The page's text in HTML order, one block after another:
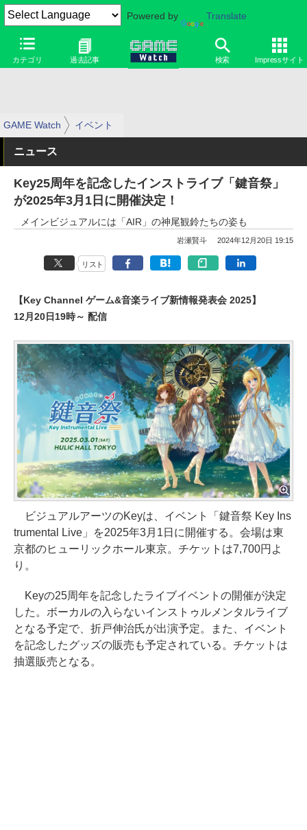
Powered by Translate
カテゴリ 過去記事 検索 Impressサイト
GAME Watch イベント
ニュース
Key25周年を記念したインストライブ「鍵音祭」
が2025年3月1日に開催決定！
メインビジュアルには「AIR」の神尾観鈴たちの姿も
岩瀬賢斗 2024年12月20日 19:15
リスト
【Key Channel ゲーム&音楽ライブ新情報発表会 2025】
12月20日19時～ 配信
ビジュアルアーツのKeyは、イベント「鍵音祭 Key Ins
trumental Live」を2025年3月1日に開催する。会場は東
京都のヒューリックホール東京。チケットは7,700円よ
り。
Keyの25周年を記念したライブイベントの開催が決定
した。ボーカルの入らないインストゥルメンタルライブ
となる予定で、折戸伸治氏が出演予定。また、イベント
を記念したグッズの販売も予定されている。チケットは
抽選販売となる。